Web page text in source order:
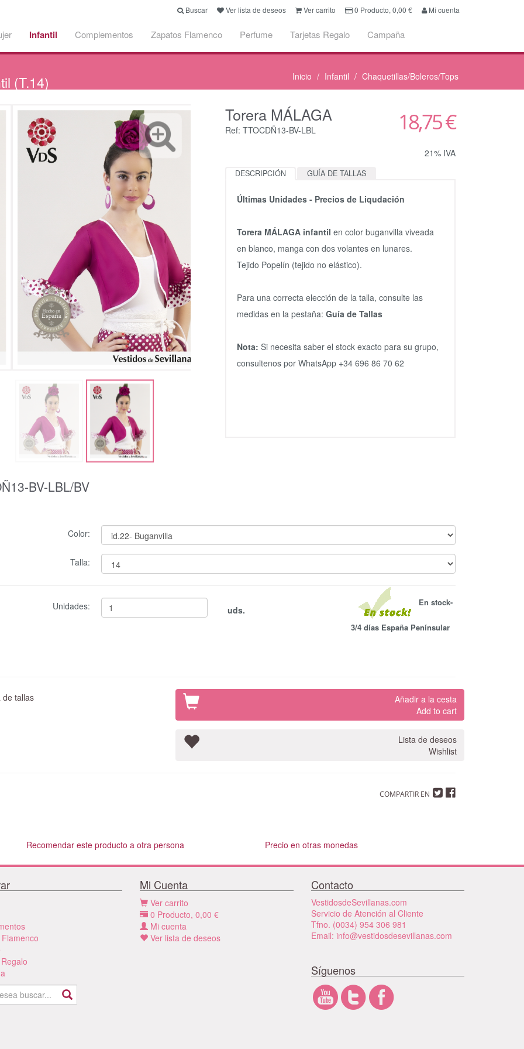
Buscar Ver lista de deseos Ver carrito 0 Producto, 0,00 € Mi cuenta
Infantil Complementos Zapatos Flamenco Perfume Tarjetas Regalo Campaña
(T.14) Inicio Infantil Chaquetillas/Boleros/Tops
BV-LBL/BV
Torera MÁLAGA
Ref: TTOCDÑ13-BV-LBL 18,75 €
21% IVA
DESCRIPCIÓN GUÍA DE TALLAS
Últimas Unidades - Precios de Liqudación
Torera MÁLAGA infantil en color buganvilla viveada
en blanco, manga con dos volantes en lunares.
Tejido Popelín (tejido no elástico).
Para una correcta elección de la talla, consulte las
medidas en la pestaña:Guía de Tallas
Nota:Si necesita saber el stock exacto para su grupo,
consultenos por WhatsApp +34 696 86 70 62
Color:
Talla:
Unidades: uds.
En stock-
3/4 días España Penínsular
tallas
Añadir a la cesta
Add to cart
Lista de deseos
Wishlist
COMPARTIR EN
Recomendar este producto a otra persona Precio en otras monedas
Mi Cuenta
Ver carrito
0 Producto, 0,00 €
Mi cuenta
Ver lista de deseos
Contacto
VestidosdeSevillanas.com
Servicio de Atención al Cliente
Tfno. (0034) 954 306 981
Email: info@vestidosdesevillanas.com
Síguenos